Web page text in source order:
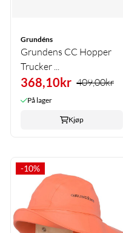
Grundéns
Grundens CC Hopper
Trucker ...
368,10kr 409,00kr
På lager
Kjøp
-10%